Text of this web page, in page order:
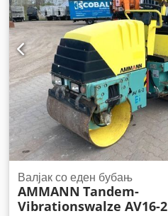
Валјак со еден бубањ
AMMANN Tandem-
Vibrationswalze AV16-2